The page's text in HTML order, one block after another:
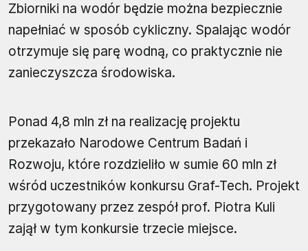
Zbiorniki na wodór będzie można bezpiecznie
napełniać w sposób cykliczny. Spalając wodór
otrzymuje się parę wodną, co praktycznie nie
zanieczyszcza środowiska.
Ponad 4,8 mln zł na realizację projektu
przekazało Narodowe Centrum Badań i
Rozwoju, które rozdzieliło w sumie 60 mln zł
wśród uczestników konkursu Graf-Tech. Projekt
przygotowany przez zespół prof. Piotra Kuli
zajął w tym konkursie trzecie miejsce.